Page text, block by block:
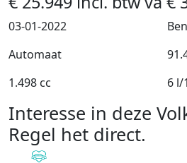
03-01-2022
Automaat
1.498 cc
6 l/
Interesse in deze
Regel het direct.